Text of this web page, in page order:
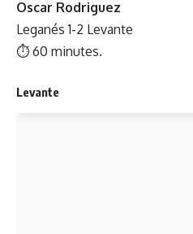
Oscar Rodriguez
Leganés 1-2 Levante
⏱ 60 minutes.
Levante